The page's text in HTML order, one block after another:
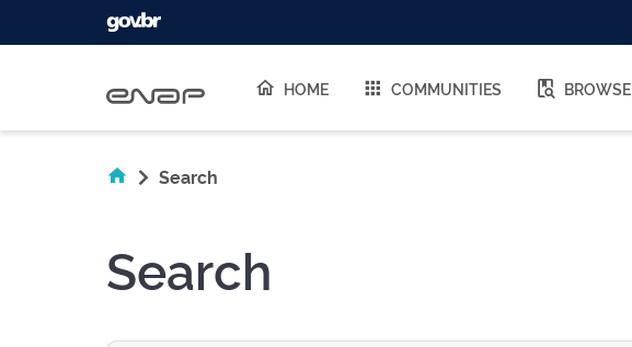
HOME COMMUNITIES BROWSE
Search
Search